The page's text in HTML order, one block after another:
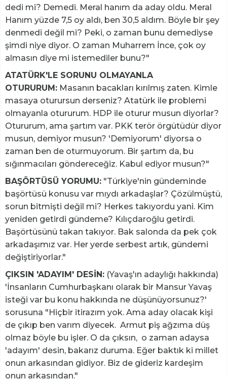
dedi mi? Demedi. Meral hanım da aday oldu. Meral
Hanım yüzde 7,5 oy aldı, ben 30,5 aldım. Böyle bir şey
denmedi değil mi? Peki, o zaman bunu demediyse
şimdi niye diyor. O zaman Muharrem İnce, çok oy
almasın diye mi istemediler bunu?"
ATATÜRK'LE SORUNU OLMAYANLA
OTURURUM: Masanın bacakları kırılmış zaten. Kimle
masaya oturursun derseniz? Atatürk ile problemi
olmayanla otururum. HDP ile oturur musun diyorlar?
Otururum, ama şartım var. PKK terör örgütüdür diyor
musun, demiyor musun? 'Demiyorum' diyorsa o
zaman ben de oturmuyorum. Bir şartım da, bu
sığınmacıları göndereceğiz. Kabul ediyor musun?"
BAŞÖRTÜSÜ YORUMU: "Türkiye'nin gündeminde
başörtüsü konusu var mıydı arkadaşlar? Çözülmüştü,
sorun bitmişti değil mi? Herkes takıyordu yani. Kim
yeniden getirdi gündeme? Kılıçdaroğlu getirdi.
Başörtüsünü takan takıyor. Bak salonda da pek çok
arkadaşımız var. Her yerde serbest artık, gündemi
değiştiriyorlar."
ÇIKSIN 'ADAYIM' DESİN: (Yavaş'ın adaylığı hakkında)
'İnsanların Cumhurbaşkanı olarak bir Mansur Yavaş
isteği var bu konu hakkında ne düşünüyorsunuz?'
sorusuna "Hiçbir itirazım yok. Ama aday olacak kişi
de çıkıp ben varım diyecek. Armut piş ağzıma düş
olmaz böyle bu işler. O da çıksın, o zaman adaysa
'adayım' desin, bakarız duruma. Eğer baktık ki millet
onun arkasından gidiyor. Biz de gideriz kardeşim
onun arkasından."